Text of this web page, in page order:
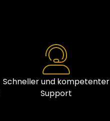
Schneller und kompetenter
Support